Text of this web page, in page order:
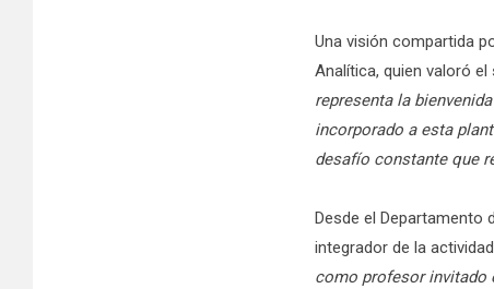
Una visión compartida
Analítica, quien valoró
representa la
incorporado a esta
desafío constante que
Desde el Departamento
integrador de la
como profesor invitado